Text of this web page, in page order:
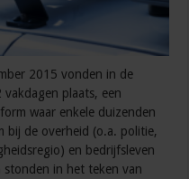
2015 vonden in de
vakdagen plaats, een
waar enkele duizenden
bij de overheid (o.a. politie,
en bedrijfsleven
stonden in het teken van